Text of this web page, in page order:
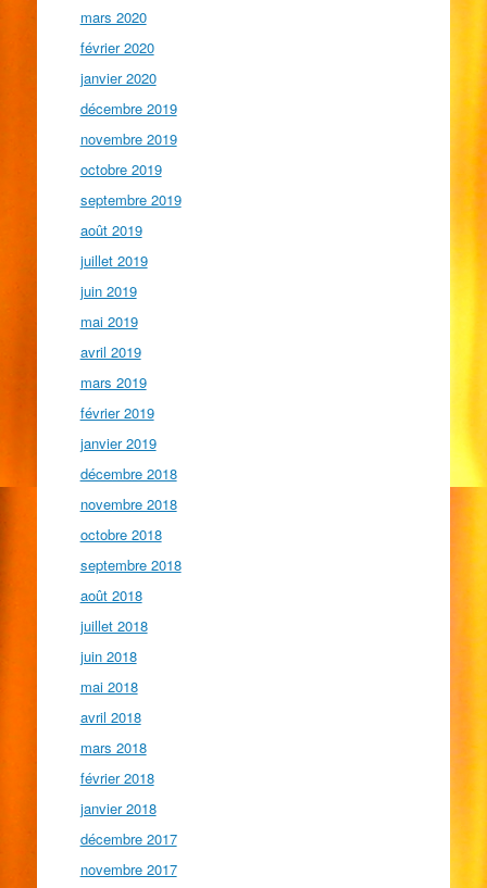
mars 2020
février 2020
janvier 2020
décembre 2019
novembre 2019
octobre 2019
septembre 2019
août 2019
juillet 2019
juin 2019
mai 2019
avril 2019
mars 2019
février 2019
janvier 2019
décembre 2018
novembre 2018
octobre 2018
septembre 2018
août 2018
juillet 2018
juin 2018
mai 2018
avril 2018
mars 2018
février 2018
janvier 2018
décembre 2017
novembre 2017